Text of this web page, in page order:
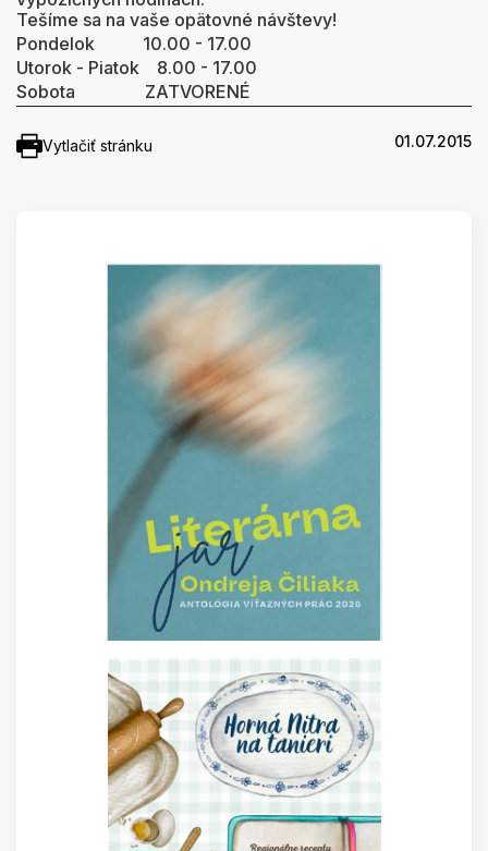
Tešíme sa na vaše opätovné návštevy!
Pondelok 10.00 - 17.00
Utorok - Piatok 8.00 - 17.00
Sobota ZATVORENÉ
Vytlačiť stránku 01.07.2015